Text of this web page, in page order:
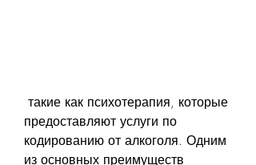
предоставляют услуги по
кодированию от алкоголя. Одним
из основных преимуществ